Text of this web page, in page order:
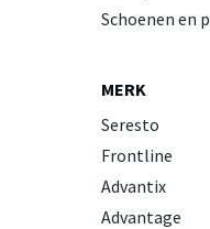
Schoenen en
MERK
Seresto
Frontline
Advantix
Advantage